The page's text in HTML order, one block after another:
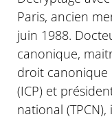
Paris, ancien
juin 1988.
canonique,
droit canonique
(ICP) et
national